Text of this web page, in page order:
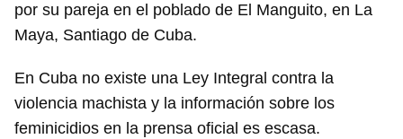
por su pareja en el poblado de El Manguito, en La
Maya, Santiago de Cuba.
En Cuba no existe una Ley Integral contra la
violencia machista y la información sobre los
feminicidios en la prensa oficial es escasa.